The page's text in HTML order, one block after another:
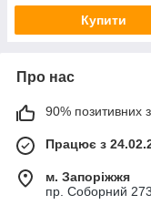
Купити
Про нас
90% позитивних з
Працює з
м. Запоріжжя
пр. Соборний